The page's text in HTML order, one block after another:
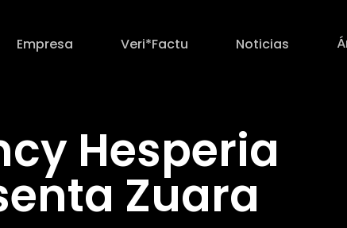
Empresa Veri*Factu Noticias
Hesperia
Zuara